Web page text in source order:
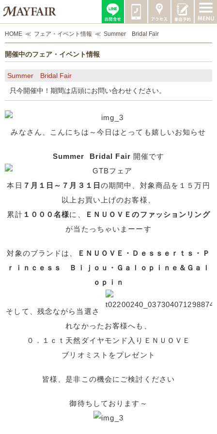
HOME フェア・イベント情報 Summer Bridal Fair
開催中のフェア・イベント情報
Summer Bridal Fair
只今開催中！期間は店頭にお問い合わせください。
みなさん、こんにちは～今日はとっても嬉しいお知らせ
Summer Bridal Fair 開催です
本日 ７月１日～７月３１日 の期間中、対象商品を１５万円
以上お買い上げのお客様、
累計 １０００名様に、
ＥＮＵＯＶＥのファッションリング
が当たっちゃいまーーす
対象のブランドは、
ＥＮＵＯＶＥ・Ｄｅｓｓｅｒｔｓ・Ｐ
ｒｉｎｃｅｓｓ Ｂｉｊｏｕ・Ｇａｌｏｐｉｎｅ＆Ｇａｌ
ｏｐｉｎ
そして、残念ながら当選さ
れなかったお客様へも、
０．１ｃｔ天然ダイヤモンド入りＥＮＵＯＶＥ
ブリオミストをプレゼント
皆様、是非この機会にご検討ください
御待ちしております～